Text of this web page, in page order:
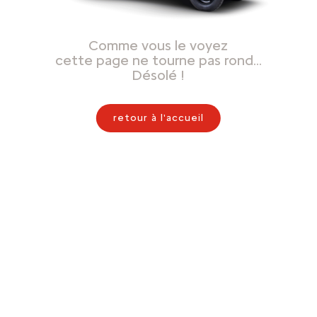
Comme vous le voyez
cette page ne tourne pas rond…
Désolé !
retour à l'accueil